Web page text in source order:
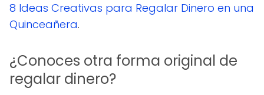
8 Ideas Creativas para Regalar Dinero en una
Quinceañera.
¿Conoces otra forma original de
regalar dinero?